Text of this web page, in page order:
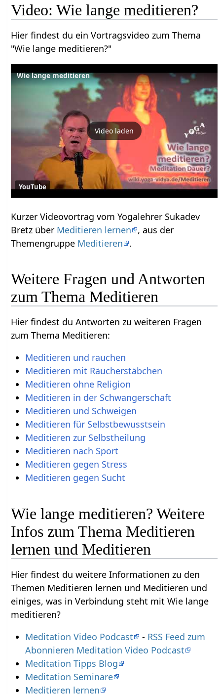
Video: Wie lange meditieren?
Hier findest du ein Vortragsvideo zum Thema
"Wie lange meditieren?"
Wie lange meditieren
Video laden
YouTube
Kurzer Videovortrag vom Yogalehrer Sukadev
Bretz über Meditieren lernen
, aus der
Themengruppe Meditieren .
Weitere Fragen und Antworten
zum Thema Meditieren
Hier findest du Antworten zu weiteren Fragen
zum Thema Meditieren:
Meditieren und rauchen
Meditieren mit Räucherstäbchen
Meditieren ohne Religion
Meditieren in der Schwangerschaft
Meditieren und Schweigen
Meditieren für Selbstbewusstsein
Meditieren zur Selbstheilung
Meditieren nach Sport
Meditieren gegen Stress
Meditieren gegen Sucht
Wie lange meditieren? Weitere
Infos zum Thema Meditieren
lernen und Meditieren
Hier findest du weitere Informationen zu den
Themen Meditieren lernen und Meditieren und
einiges, was in Verbindung steht mit Wie lange
meditieren?
Meditation Video Podcast
- RSS Feed zum
Abonnieren Meditation Video Podcast
Meditation Tipps Blog
Meditation Seminare
Meditieren lernen